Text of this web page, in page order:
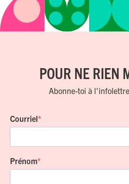
POUR NE RIEN
Abonne-toi à
Courriel
Prénom